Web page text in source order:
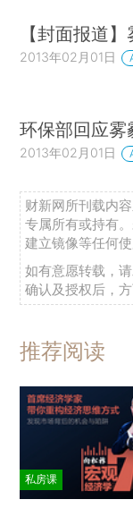
【封面报道
2013年02月01日
环保部回应雾
2013年02月01日
财新网所刊载内
专属所有或持有
建立镜像等任何使
如有意愿转载，
确认及授权后，方
推荐阅读
私房课